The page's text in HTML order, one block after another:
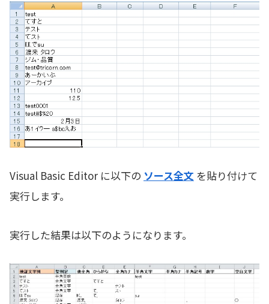
            .Font.Bold = True
.Borders.LineStyle =
.HorizontalAlignment =
        End With
    End If
Visual Basic Editor に以下の ソース全文 を貼り付けて
実行します。
実行した結果は以下のようになります。